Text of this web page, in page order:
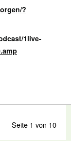
?
1live-
Seite 1 von 10